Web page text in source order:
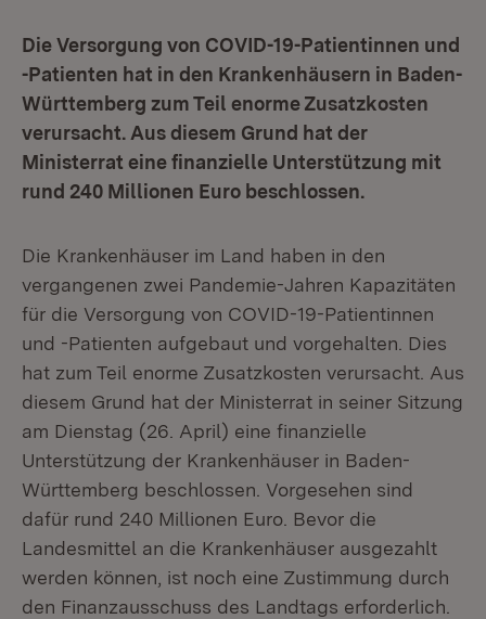
Die Versorgung von COVID-19-Patientinnen und
-Patienten hat in den Krankenhäusern in Baden-
Württemberg zum Teil enorme Zusatzkosten
verursacht. Aus diesem Grund hat der
Ministerrat eine finanzielle Unterstützung mit
rund 240 Millionen Euro beschlossen.
Die Krankenhäuser im Land haben in den
vergangenen zwei Pandemie-Jahren Kapazitäten
für die Versorgung von COVID-19-Patientinnen
und -Patienten aufgebaut und vorgehalten. Dies
hat zum Teil enorme Zusatzkosten verursacht. Aus
diesem Grund hat der Ministerrat in seiner Sitzung
am Dienstag (26. April) eine finanzielle
Unterstützung der Krankenhäuser in Baden-
Württemberg beschlossen. Vorgesehen sind
dafür rund 240 Millionen Euro. Bevor die
Landesmittel an die Krankenhäuser ausgezahlt
werden können, ist noch eine Zustimmung durch
den Finanzausschuss des Landtags erforderlich.